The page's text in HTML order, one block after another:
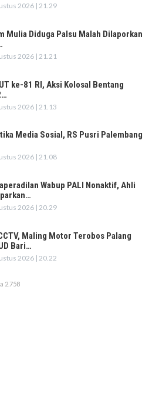
2026 | 21.29
Mulia Diduga Palsu Malah Dilaporkan
2026 | 21.21
ke-81 RI, Aksi Kolosal Bentang
2026 | 21.13
Media Sosial, RS Pusri Palembang
2026 | 21.08
Wabup PALI Nonaktif, Ahli
2026 | 20.29
Maling Motor Terobos Palang
Bari…
2026 | 20.22
2.758